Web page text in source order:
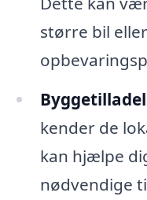
større bil
kender de
kan hjælpe
nødvendige